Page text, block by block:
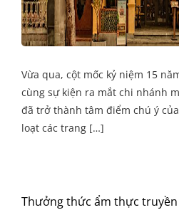
Vừa qua, cột mốc kỷ niệm 15
cùng sự kiện ra mắt chi nhánh
đã trở thành tâm điểm chú ý
loạt các trang […]
Thưởng thức ẩm thực